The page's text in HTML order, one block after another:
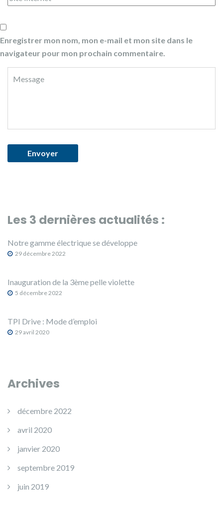
Enregistrer mon nom, mon e-mail et mon site dans le
navigateur pour mon prochain commentaire.
Les 3 dernières actualités :
Notre gamme électrique se développe
29 décembre 2022
Inauguration de la 3ème pelle violette
5 décembre 2022
TPI Drive : Mode d’emploi
29 avril 2020
Archives
décembre 2022
avril 2020
janvier 2020
septembre 2019
juin 2019